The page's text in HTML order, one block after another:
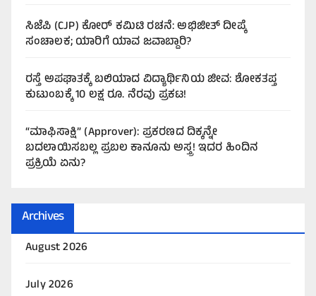
ಸಿಜೆಪಿ (CJP) ಕೋರ್ ಕಮಿಟಿ ರಚನೆ: ಅಭಿಜೀತ್ ದೀಪ್ಕೆ
ಸಂಚಾಲಕ; ಯಾರಿಗೆ ಯಾವ ಜವಾಬ್ದಾರಿ?
ರಸ್ತೆ ಅಪಘಾತಕ್ಕೆ ಬಲಿಯಾದ ವಿದ್ಯಾರ್ಥಿನಿಯ ಜೀವ: ಶೋಕತಪ್ತ
ಕುಟುಂಬಕ್ಕೆ 10 ಲಕ್ಷ ರೂ. ನೆರವು ಪ್ರಕಟ!
“ಮಾಫಿಸಾಕ್ಷಿ” (Approver): ಪ್ರಕರಣದ ದಿಕ್ಕನ್ನೇ
ಬದಲಾಯಿಸಬಲ್ಲ ಪ್ರಬಲ ಕಾನೂನು ಅಸ್ತ್ರ! ಇದರ ಹಿಂದಿನ
ಪ್ರಕ್ರಿಯೆ ಏನು?
Archives
August 2026
July 2026